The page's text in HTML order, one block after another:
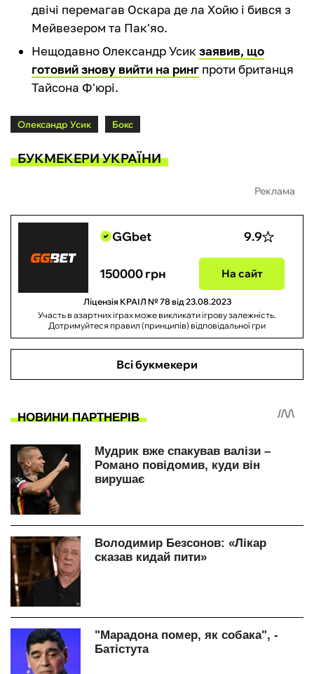
двічі перемагав Оскара де ла Хойю і бився з
Мейвезером та Пак'яо.
Нещодавно Олександр Усик заявив, що
готовий знову вийти на ринг проти британця
Тайсона Ф'юрі.
Олександр Усик Бокс
БУКМЕКЕРИ УКРАЇНИ
Реклама
GGbet 9.9
150000 грн На сайт
Ліцензія КРАІЛ № 78 від 23.08.2023
Участь в азартних іграх може викликати ігрову залежність.
Дотримуйтеся правил (принципів) відповідальної гри
Всі букмекери